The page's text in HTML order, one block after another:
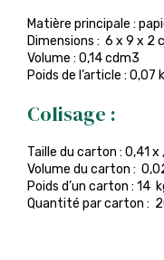
Matière principale :
Dimensions : 6 x 9 x 2
Volume : 0,14 cdm3
Poids de l’article : 0,07
Colisage :
Taille du carton : 0,41 x
Volume du carton :
Poids d’un carton : 14
Quantité par carton :